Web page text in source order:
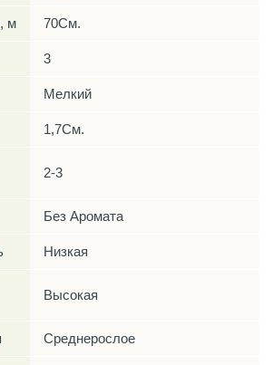
м 70См.
3
Мелкий
1,7См.
2-3
Без Аромата
Низкая
Высокая
Среднерослое